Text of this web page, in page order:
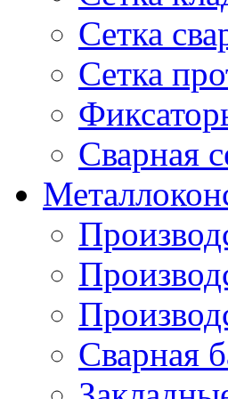
Сетка
Сетка
Сварная
Сварная